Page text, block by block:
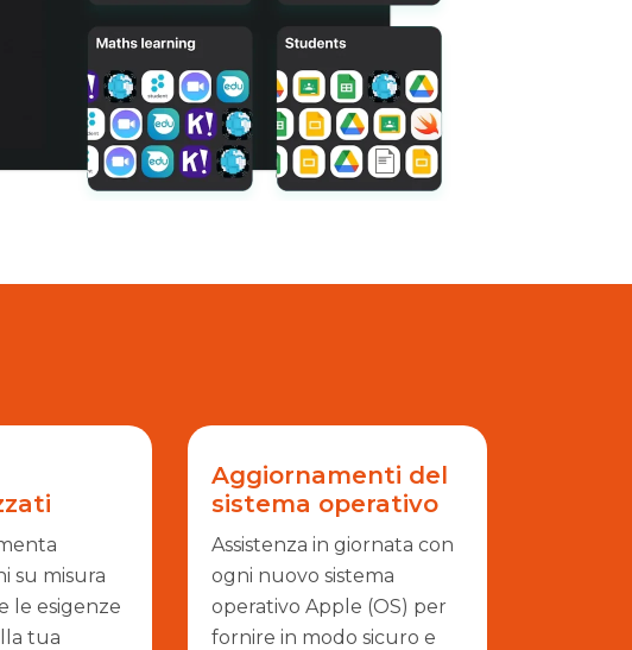
su misura
le esigenze
tua
Aggiornamenti del
sistema operativo
Assistenza in giornata con
ogni nuovo sistema
operativo Apple (OS) per
fornire in modo sicuro e